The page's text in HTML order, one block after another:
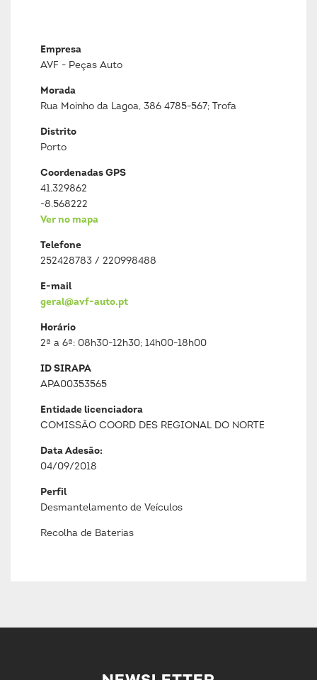
Empresa
AVF - Peças Auto
Morada
Rua Moinho da Lagoa, 386 4785-567; Trofa
Distrito
Porto
Coordenadas GPS
41.329862
-8.568222
Ver no mapa
Telefone
252428783 / 220998488
E-mail
geral@avf-auto.pt
Horário
2ª a 6ª: 08h30-12h30; 14h00-18h00
ID SIRAPA
APA00353565
Entidade licenciadora
COMISSÃO COORD DES REGIONAL DO NORTE
Data Adesão:
04/09/2018
Perfil
Desmantelamento de Veículos
Recolha de Baterias